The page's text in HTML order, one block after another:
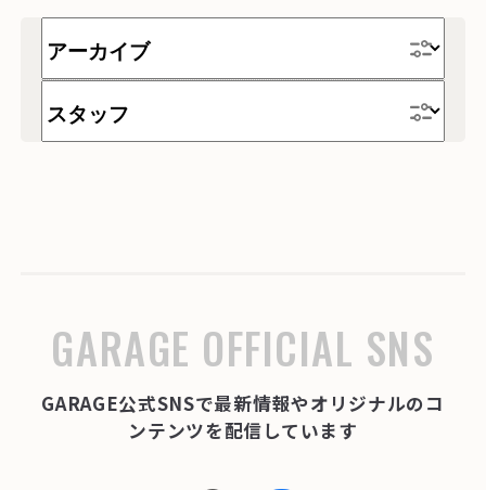
デスク
GARAGE OFFICIAL SNS
GARAGE公式SNSで最新情報やオリジナルのコ
ンテンツを配信しています